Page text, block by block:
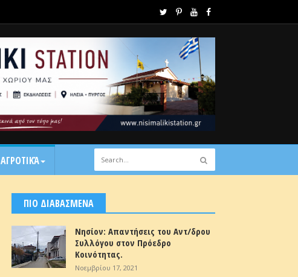
ΑΓΡΟΤΙΚΆ
ΠΙΟ ΔΙΑΒΑΣΜΕΝΑ
Νησίον: Απαντήσεις του Αντ/δρου
Συλλόγου στον Πρόεδρο
Κοινότητας.
Νοεμβρίου 17, 2021